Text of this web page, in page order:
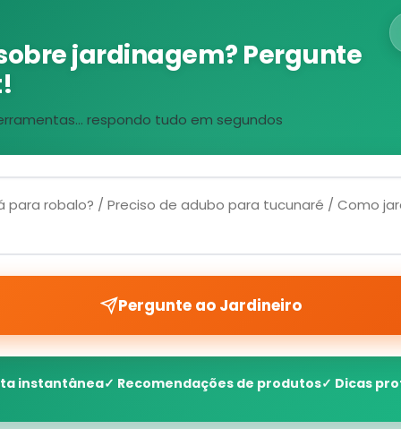
jardinagem? Pergunte
respondo tudo em segundos
Pergunte ao Jardineiro
instantânea✓ Recomendações de produtos✓ Dicas